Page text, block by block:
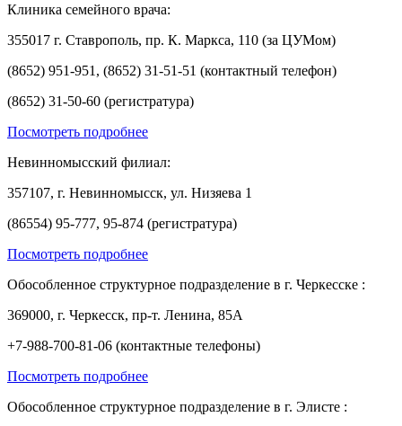
Клиника семейного врача:
355017 г. Ставрополь, пр. К. Маркса, 110 (за ЦУМом)
(8652) 951-951, (8652) 31-51-51 (контактный телефон)
(8652) 31-50-60 (регистратура)
Посмотреть подробнее
Невинномысский филиал:
357107, г. Невинномысск, ул. Низяева 1
(86554) 95-777, 95-874 (регистратура)
Посмотреть подробнее
Обособленное структурное подразделение в г. Черкесске :
369000, г. Черкесск, пр-т. Ленина, 85А
+7-988-700-81-06 (контактные телефоны)
Посмотреть подробнее
Обособленное структурное подразделение в г. Элисте :